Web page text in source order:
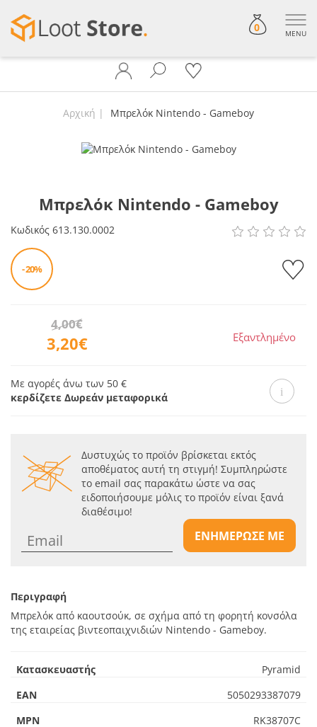
0 MENU
Αρχική Μπρελόκ Nintendo - Gameboy
Μπρελόκ Nintendo - Gameboy
Κωδικός 613.130.0002
- 20%
3,20€
4,00€
Εξαντλημένο
Με αγορές άνω των 50 €
κερδίζετε Δωρεάν μεταφορικά
Δυστυχώς το προϊόν βρίσκεται εκτός
αποθέματος αυτή τη στιγμή! Συμπληρώστε
το email σας παρακάτω ώστε να σας
ειδοποιήσουμε μόλις το προϊόν είναι ξανά
διαθέσιμο!
ΕΝΗΜΕΡΩΣΕ ΜΕ
Περιγραφή
Μπρελόκ από καουτσούκ, σε σχήμα από τη φορητή κονσόλα
της εταιρείας βιντεοπαιχνιδιών Nintendo - Gameboy.
Κατασκευαστής
Pyramid
EAN
5050293387079
MPN
RK38707C